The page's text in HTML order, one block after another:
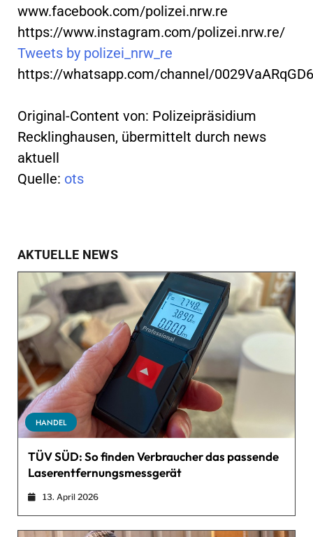
www.facebook.com/polizei.nrw.re
https://www.instagram.com/polizei.nrw.re/
Tweets by polizei_nrw_re
https://whatsapp.com/channel/
Original-Content von: Polizeipräsidium
Recklinghausen, übermittelt durch news
aktuell
Quelle: ots
AKTUELLE NEWS
HANDEL
TÜV SÜD: So finden Verbraucher das passende
Laserentfernungsmessgerät
13. April 2026